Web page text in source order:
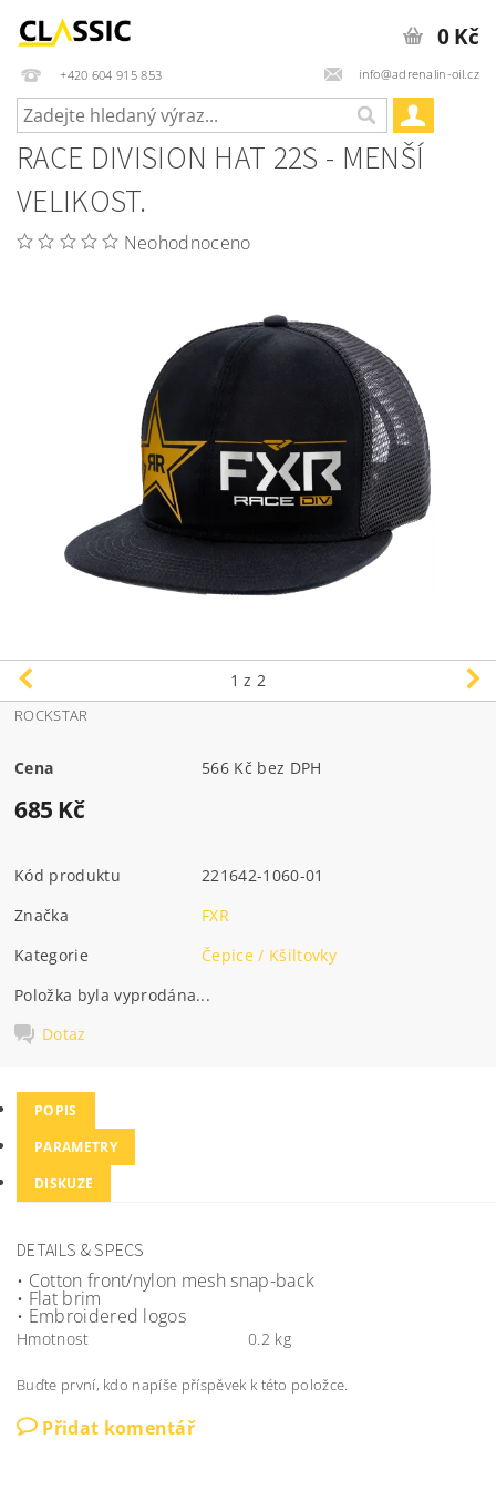
+420 604 915 853 info@adrenalin-oil.cz
0 Kč
RACE DIVISION HAT 22S - MENŠÍ
VELIKOST.
Neohodnoceno
1 z 2
ROCKSTAR
Cena 566 Kč bez DPH
685 Kč
Kód produktu
221642-1060-01
Značka
FXR
Kategorie
Čepice / Kšiltovky
Položka byla vyprodána...
Dotaz
POPIS
PARAMETRY
DISKUZE
DETAILS & SPECS
• Cotton front/nylon mesh snap-back
• Flat brim
• Embroidered logos
Hmotnost 0.2 kg
Buďte první, kdo napíše příspěvek k této položce.
Přidat komentář